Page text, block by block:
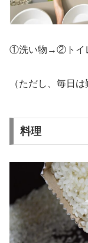
①洗い物→②ト
（ただし、毎日
料理